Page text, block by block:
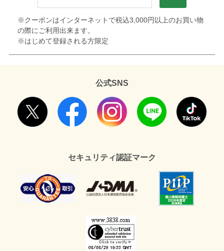
※クーポンはインターネットで税込3,000円以上のお買い物
の際にご利用出来ます。
※はじめて登録される方限定
公式SNS
セキュリティ認証マーク